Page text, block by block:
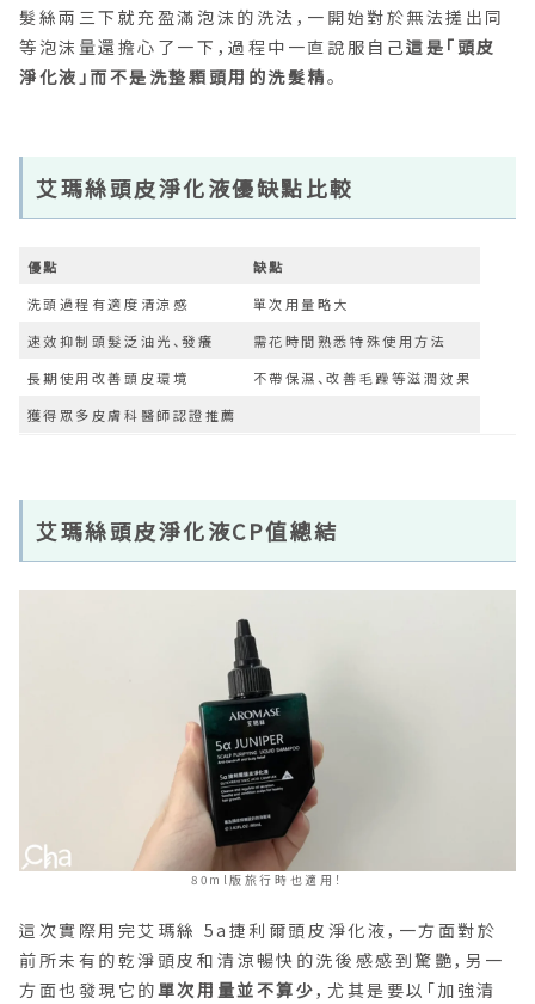
髮絲兩三下就充盈滿泡沫的洗法，一開始對於無法搓出同
等泡沫量還擔心了一下，過程中一直說服自己這是「頭皮
淨化液」而不是洗整顆頭用的洗髮精。
艾瑪絲頭皮淨化液優缺點比較
優點
缺點
洗頭過程有適度清涼感
單次用量略大
速效抑制頭髮泛油光、發癢
需花時間熟悉特殊使用方法
長期使用改善頭皮環境
不帶保濕、改善毛躁等滋潤效果
獲得眾多皮膚科醫師認證推薦
艾瑪絲頭皮淨化液CP值總結
80ml版旅行時也適用！
這次實際用完艾瑪絲 5a捷利爾頭皮淨化液，一方面對於
前所未有的乾淨頭皮和清涼暢快的洗後感感到驚艷，另一
方面也發現它的單次用量並不算少，尤其是要以「加強清